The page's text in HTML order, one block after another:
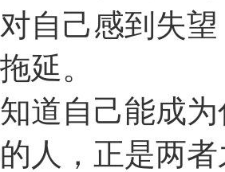
自己感到失
延。
道自己能成
人，正是两